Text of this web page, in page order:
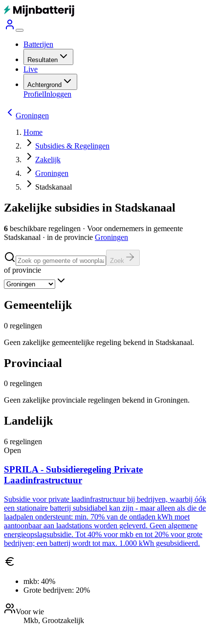
Batterijen
Resultaten
Live
Achtergrond
ProfielInloggen
Groningen
Home
Subsidies & Regelingen
Zakelijk
Groningen
Stadskanaal
Zakelijke subsidies in Stadskanaal
6 beschikbare regelingen · Voor ondernemers in gemeente
Stadskanaal · in de provincie Groningen
Zoek
of provincie
Gemeentelijk
0 regelingen
Geen zakelijke gemeentelijke regeling bekend in Stadskanaal.
Provinciaal
0 regelingen
Geen zakelijke provinciale regelingen bekend in Groningen.
Landelijk
6 regelingen
Open
SPRILA - Subsidieregeling Private
Laadinfrastructuur
Subsidie voor private laadinfrastructuur bij bedrijven, waarbij óók
een stationaire batterij subsidiabel kan zijn - maar alleen als die de
laadpalen ondersteunt: min. 70% van de ontladen kWh moet
aantoonbaar aan laadstations worden geleverd. Geen algemene
energieopslagsubsidie. Tot 40% voor mkb en tot 20% voor grote
bedrijven; een batterij wordt tot max. 1.000 kWh gesubsidieerd.
mkb: 40%
Grote bedrijven: 20%
Voor wie
Mkb, Grootzakelijk